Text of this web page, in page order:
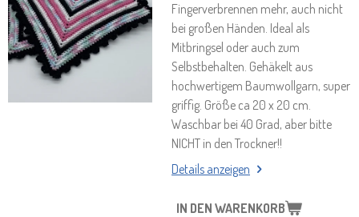
Fingerverbrennen mehr, auch nicht
bei großen Händen. Ideal als
Mitbringsel oder auch zum
Selbstbehalten. Gehäkelt aus
hochwertigem Baumwollgarn, super
griffig. Größe ca 20 x 20 cm.
Waschbar bei 40 Grad, aber bitte
NICHT in den Trockner!!
Details anzeigen
IN DEN WARENKORB